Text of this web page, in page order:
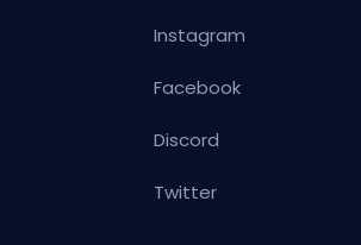
Instagram
Facebook
Discord
Twitter